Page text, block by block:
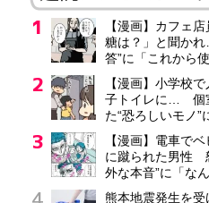
【漫画】カフェ
糖は？」と聞か
答”に「これから使
【漫画】小学校
子トイレに… 個
た“恐ろしいモノ”
【漫画】電車で
に蹴られた男性
外な本音”に「な
熊本地震発生を